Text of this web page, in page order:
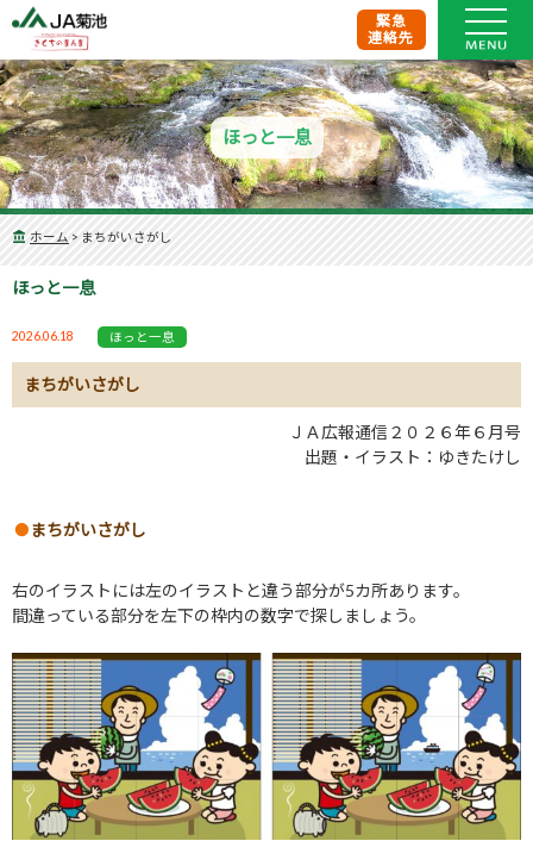
緊急
連絡先
ほっと一息
ホーム > まちがいさがし
ほっと一息
2026.06.18 ほっと一息
まちがいさがし
ＪＡ広報通信２０２６年６月号
出題・イラスト：ゆきたけし
まちがいさがし
右のイラストには左のイラストと違う部分が5カ所あります。
間違っている部分を左下の枠内の数字で探しましょう。